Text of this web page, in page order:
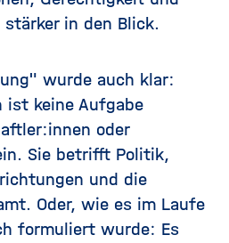
in den Blick.
wurde auch klar:
ist keine Aufgabe
oder
Sie betrifft Politik,
und die
Oder, wie es im Laufe
formuliert wurde: Es